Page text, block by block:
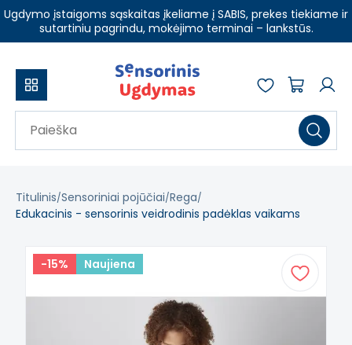
Ugdymo įstaigoms sąskaitas įkeliame į SABIS, prekes tiekiame ir
sutartiniu pagrindu, mokėjimo terminai – lankstūs.
Titulinis Sensoriniai pojūčiai Rega
Edukacinis - sensorinis veidrodinis padėklas vaikams
-15% Naujiena